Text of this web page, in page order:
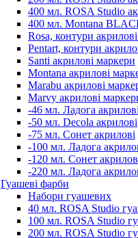
400 мл. ROSA Studio
400 мл. Montana
Rosa, контури акрилові
Pentart, контури
Santi акрилові маркери
Montana акрилові
Marabu акрилові
Marvy акрилові
-46 мл. Ладога акрилові
-50 мл. Decola акрилові
-75 мл. Сонет акрилові
-100 мл. Ладога
-120 мл. Сонет
-220 мл. Ладога
Гуашеві фарби
Набори гуашевих
40 мл. ROSA Studio
100 мл. ROSA Studio
200 мл. ROSA Studio